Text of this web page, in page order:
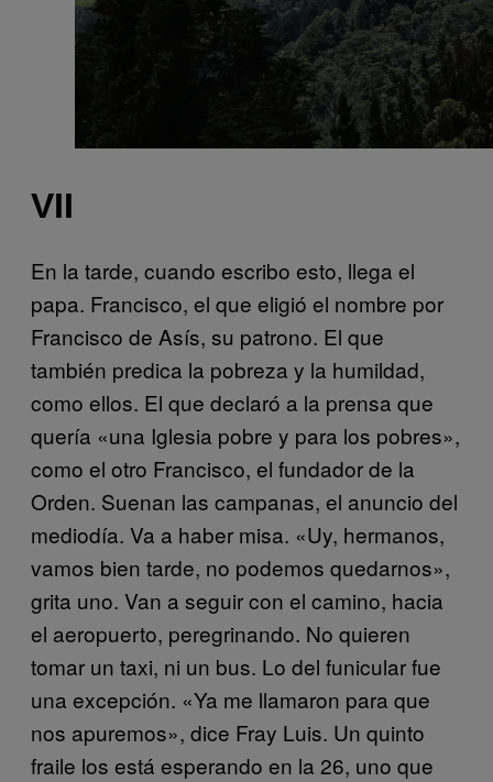
VII
En la tarde, cuando escribo esto, llega el
papa. Francisco, el que eligió el nombre por
Francisco de Asís, su patrono. El que
también predica la pobreza y la humildad,
como ellos. El que declaró a la prensa que
quería «una Iglesia pobre y para los pobres»,
como el otro Francisco, el fundador de la
Orden. Suenan las campanas, el anuncio del
mediodía. Va a haber misa. «Uy, hermanos,
vamos bien tarde, no podemos quedarnos»,
grita uno. Van a seguir con el camino, hacia
el aeropuerto, peregrinando. No quieren
tomar un taxi, ni un bus. Lo del funicular fue
una excepción. «Ya me llamaron para que
nos apuremos», dice Fray Luis. Un quinto
fraile los está esperando en la 26, uno que